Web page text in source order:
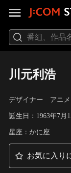
川元利浩
デザイナー アニメ
誕生日：1963年7月
星座：かに座
お気に入り